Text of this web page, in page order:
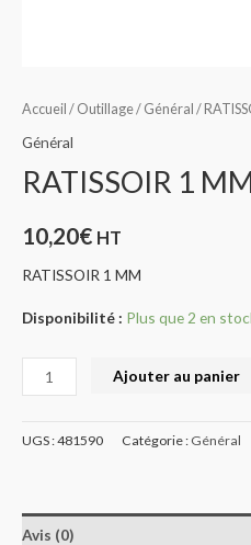
Accueil / Outillage/ Général /
Général
RATISSOIR 1
10,20€ HT
RATISSOIR 1 MM
Disponibilité : Plus que 2 en
Ajouter au panier
UGS :481590 Catégorie : Général
Avis (0)